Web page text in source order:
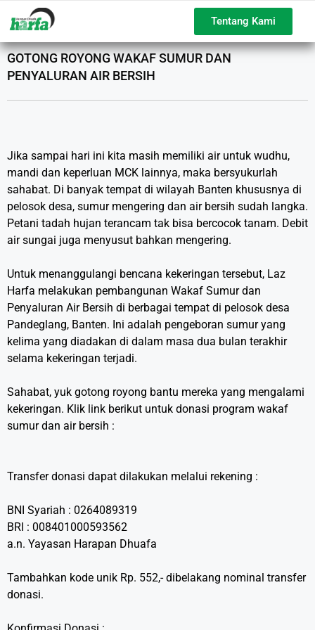
Tentang Kami
GOTONG ROYONG WAKAF SUMUR DAN
PENYALURAN AIR BERSIH
Jika sampai hari ini kita masih memiliki air untuk wudhu,
mandi dan keperluan MCK lainnya, maka bersyukurlah
sahabat. Di banyak tempat di wilayah Banten khususnya di
pelosok desa, sumur mengering dan air bersih sudah langka.
Petani tadah hujan terancam tak bisa bercocok tanam. Debit
air sungai juga menyusut bahkan mengering. ⁣
Untuk menanggulangi bencana kekeringan tersebut, Laz
Harfa melakukan pembangunan Wakaf Sumur dan
Penyaluran Air Bersih di berbagai tempat di pelosok desa
Pandeglang, Banten. Ini adalah pengeboran sumur yang
kelima yang diadakan di dalam masa dua bulan terakhir
selama kekeringan terjadi. ⁣
Sahabat, yuk gotong royong bantu mereka yang mengalami
kekeringan. Klik link berikut untuk donasi program wakaf
sumur dan air bersih :⁣
Transfer donasi dapat dilakukan melalui rekening :⁣
BNI Syariah : 0264089319⁣
BRI : 008401000593562⁣
a.n. Yayasan Harapan Dhuafa⁣
Tambahkan kode unik Rp. 552,- dibelakang nominal transfer
donasi.⁣